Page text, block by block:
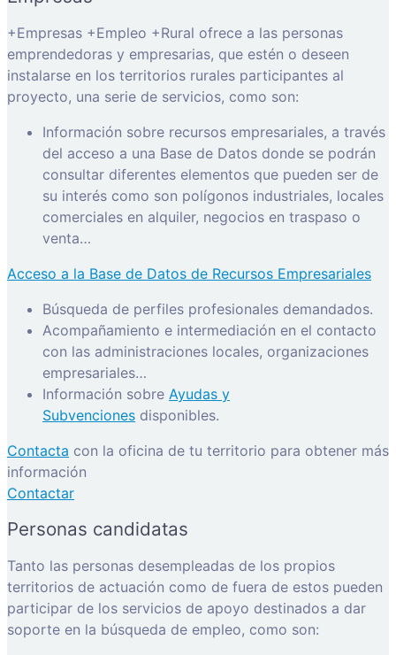
+Empresas +Empleo +Rural ofrece a las personas
emprendedoras y empresarias, que estén o deseen
instalarse en los territorios rurales participantes al
proyecto, una serie de servicios, como son:
Información sobre recursos empresariales, a través
del acceso a una Base de Datos donde se podrán
consultar diferentes elementos que pueden ser de
su interés como son polígonos industriales, locales
comerciales en alquiler, negocios en traspaso o
venta…
Acceso a la Base de Datos de Recursos Empresariales
Búsqueda de perfiles profesionales demandados.
Acompañamiento e intermediación en el contacto
con las administraciones locales, organizaciones
empresariales…
Información sobre Ayudas y
Subvenciones disponibles.
Contacta con la oficina de tu territorio para obtener más
información
Contactar
Personas candidatas
Tanto las personas desempleadas de los propios
territorios de actuación como de fuera de estos pueden
participar de los servicios de apoyo destinados a dar
soporte en la búsqueda de empleo, como son: